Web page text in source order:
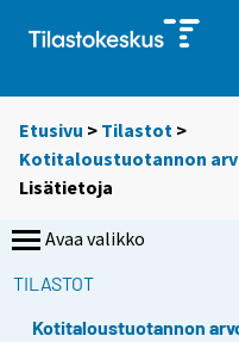
Etusivu > Tilastot >
Kotitaloustuotannon
Lisätietoja
Avaa valikko
TILASTOT
Kotitaloustuotannon